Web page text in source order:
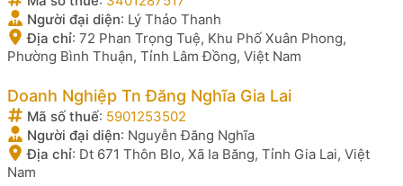
Người đại diện: Lý Thảo Thanh
Địa chỉ: 72 Phan Trọng Tuệ, Khu Phố Xuân Phong,
Phường Bình Thuận, Tỉnh Lâm Đồng, Việt Nam
Doanh Nghiệp Tn Đăng Nghĩa Gia Lai
Mã số thuế: 5901253502
Người đại diện: Nguyễn Đăng Nghĩa
Địa chỉ: Dt 671 Thôn Blo, Xã Ia Băng, Tỉnh Gia Lai, Việt
Nam